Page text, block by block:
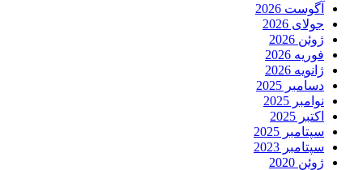
آگوست 2026
جولای 2026
ژوئن 2026
فوریه 2026
ژانویه 2026
دسامبر 2025
نوامبر 2025
اکتبر 2025
سپتامبر 2025
سپتامبر 2023
ژوئن 2020